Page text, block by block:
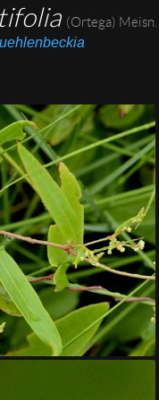
(Ortega) Meisn.